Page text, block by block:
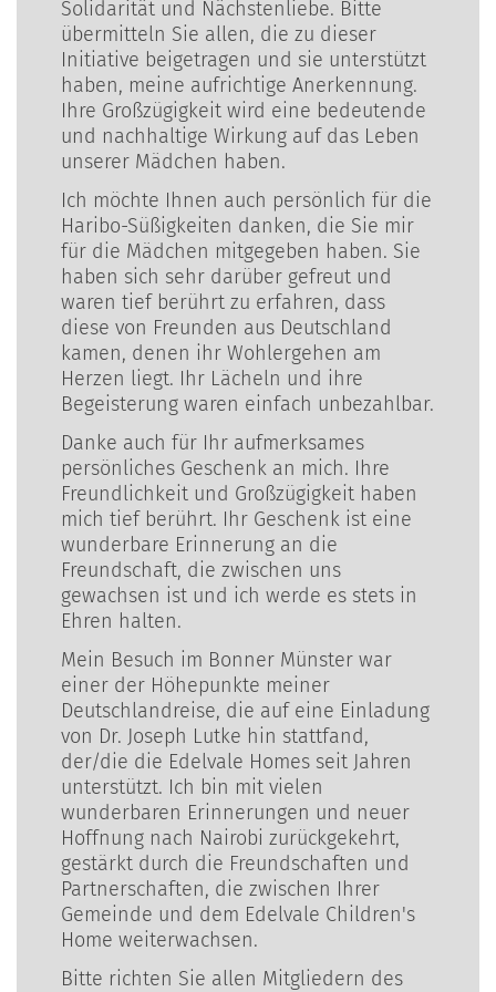
Solidarität und Nächstenliebe. Bitte
übermitteln Sie allen, die zu dieser
Initiative beigetragen und sie unterstützt
haben, meine aufrichtige Anerkennung.
Ihre Großzügigkeit wird eine bedeutende
und nachhaltige Wirkung auf das Leben
unserer Mädchen haben.
Ich möchte Ihnen auch persönlich für die
Haribo-Süßigkeiten danken, die Sie mir
für die Mädchen mitgegeben haben. Sie
haben sich sehr darüber gefreut und
waren tief berührt zu erfahren, dass
diese von Freunden aus Deutschland
kamen, denen ihr Wohlergehen am
Herzen liegt. Ihr Lächeln und ihre
Begeisterung waren einfach unbezahlbar.
Danke auch für Ihr aufmerksames
persönliches Geschenk an mich. Ihre
Freundlichkeit und Großzügigkeit haben
mich tief berührt. Ihr Geschenk ist eine
wunderbare Erinnerung an die
Freundschaft, die zwischen uns
gewachsen ist und ich werde es stets in
Ehren halten.
Mein Besuch im Bonner Münster war
einer der Höhepunkte meiner
Deutschlandreise, die auf eine Einladung
von Dr. Joseph Lutke hin stattfand,
der/die die Edelvale Homes seit Jahren
unterstützt. Ich bin mit vielen
wunderbaren Erinnerungen und neuer
Hoffnung nach Nairobi zurückgekehrt,
gestärkt durch die Freundschaften und
Partnerschaften, die zwischen Ihrer
Gemeinde und dem Edelvale Children's
Home weiterwachsen.
Bitte richten Sie allen Mitgliedern des